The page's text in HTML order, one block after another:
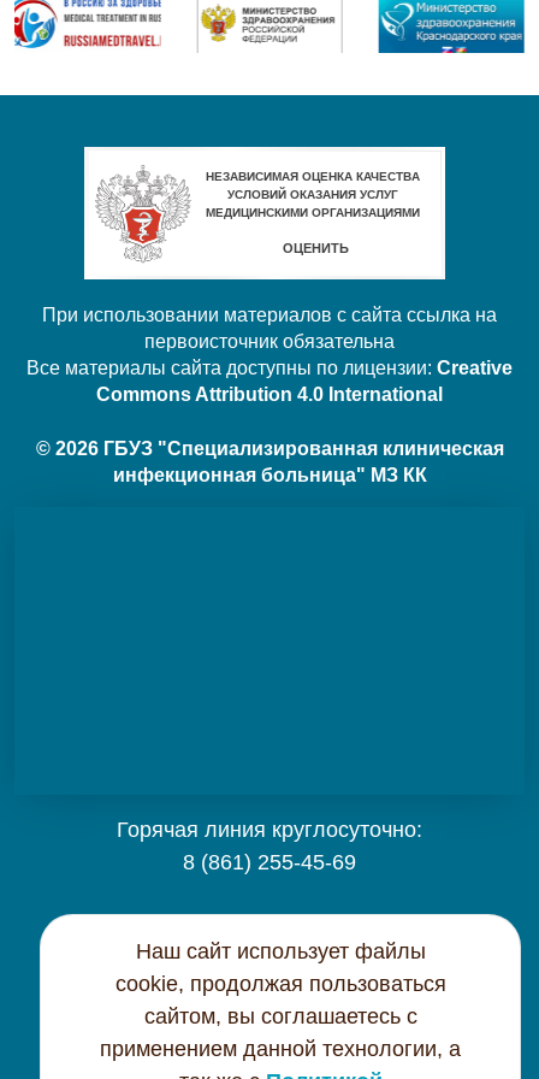
При использовании материалов с сайта ссылка на
первоисточник обязательна
Все материалы сайта доступны по лицензии: Creative
Commons Attribution 4.0 International
© 2026 ГБУЗ "Специализированная клиническая
инфекционная больница" МЗ КК
Горячая линия круглосуточно:
8 (861) 255-45-69
Контактная информация
Политика конфиденциальности
Наш сайт использует файлы
cookie, продолжая пользоваться
сайтом, вы соглашаетесь с
применением данной технологии, а